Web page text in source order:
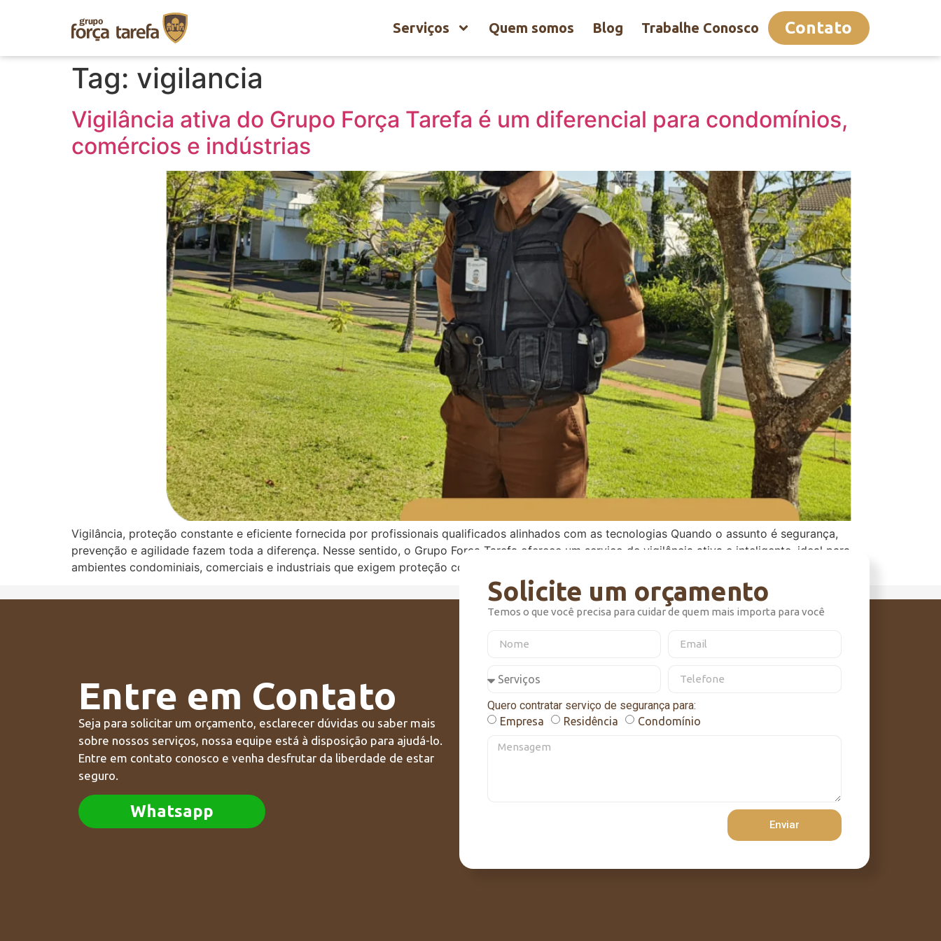
Serviços Quem somos Blog Trabalhe Conosco Contato
Tag: vigilancia
Vigilância ativa do Grupo Força Tarefa é um diferencial para condomínios,
comércios e indústrias
Vigilância, proteção constante e eficiente fornecida por profissionais qualificados alinhados com as tecnologias Quando o assunto é segurança,
prevenção e agilidade fazem toda a diferença. Nesse sentido, o Grupo Força Tarefa oferece um serviço de vigilância ativa e inteligente, ideal para
ambientes condominiais, comerciais e industriais que exigem proteção constante e eficiente. Com uma equipe […]
Entre em Contato
Seja para solicitar um orçamento, esclarecer dúvidas ou saber mais
sobre nossos serviços, nossa equipe está à disposição para ajudá-lo.
Entre em contato conosco e venha desfrutar da liberdade de estar
seguro.
Whatsapp
Solicite um orçamento
Temos o que você precisa para cuidar de quem mais importa para você
Quero contratar serviço de segurança para:
Empresa Residência Condomínio
Enviar